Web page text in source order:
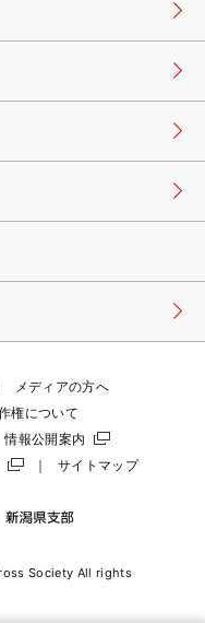
メディアの方へ
権について
情報公開案内
サイトマップ
Society All rights